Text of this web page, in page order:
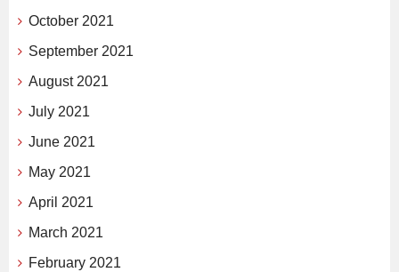
October 2021
September 2021
August 2021
July 2021
June 2021
May 2021
April 2021
March 2021
February 2021